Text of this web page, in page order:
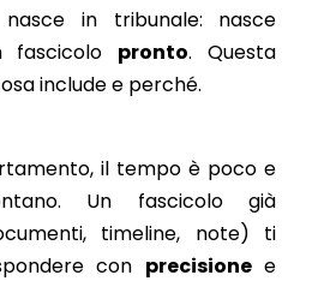
in tribunale: nasce
pronto. Questa
include e perché.
il tempo è poco e
Un fascicolo già
timeline, note) ti
con precisionee